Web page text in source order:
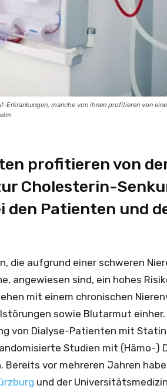
manche von ihnen profitieren von
profitieren von
Cholesterin-
den Patienten und
die aufgrund einer schweren
angewiesen sind, ein hohes
mit einem chronischen
sowie Blutarmut einher.
von Dialyse-Patienten mit
Studien mit (Hämo-)
vor mehreren Jahren
und der